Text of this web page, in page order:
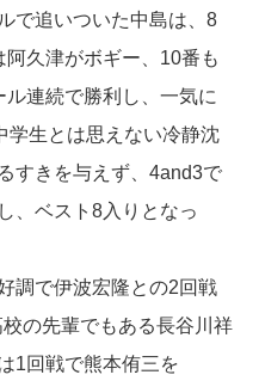
で追いついた中島は、8
久津がボギー、10番も
連続で勝利し、一気に
学生とは思えない冷静沈
すきを与えず、4and3で
、ベスト8入りとなっ
調で伊波宏隆との2回戦
の先輩でもある長谷川祥
1回戦で熊本侑三を